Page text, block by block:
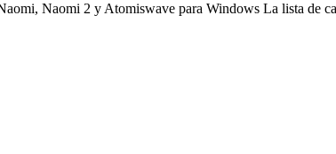
Naomi 2 y Atomiswave para Windows La lista de